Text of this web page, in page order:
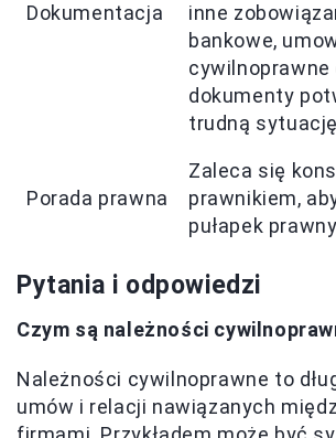
Dokumentacja
inne
bankowe,
cywilnoprawne
dokumenty
trudną
Porada prawna
Zaleca się
prawnikiem,
pułapek
Pytania i odpowiedzi
Czym są należności
Należności cywilnoprawne to
umów i relacji nawiązanych